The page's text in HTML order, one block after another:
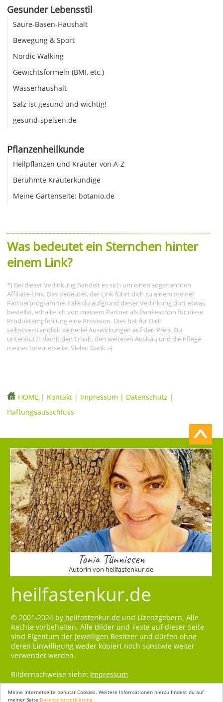
Meine Internetseite benutzt Cookies. Weitere Informationen hierzu findest du auf
meiner Seite Datenschutzerklärung
Gesunder Lebensstil
Säure-Basen-Haushalt
Bewegung & Sport
Nordic Walking
Gewichtsformeln (BMI, etc.)
Wasserhaushalt
Salz ist gesund und wichtig!
gesund-speisen.de
Pflanzenheilkunde
Heilpflanzen und Kräuter von A-Z
Berühmte Kräuterkundige
Meine Gartenseite: botanio.de
Was bedeutet ein Sternchen hinter
einem Link?
*) Bei dieser Verlinkung handelt es sich um einen sogenannten
Affiliate-Link. Das bedeutet, der Link führt dich zu einem meiner
Partnerprogramme. Falls du aufgrund dieser Verlinkung dort etwas
bestellst, erhalte ich von meinem Partner als Dankeschön für diese
Produktempfehlung eine Provision. Dies hat für Dich
selbstverständlich keinerlei Auswirkungen auf den Preis. Du
unterstützt damit den Erhalt, den weiteren Ausbau und die Pflege
meiner Internetseite. Vielen Dank :-)
HOME | Kontakt | Impressum | Datenschutz |
Haftungsausschluss
Tonia Tünnissen
Autorin von heilfastenkur.de
heilfastenkur.de
© 2001-2024 by heilfastenkur.de und Lizenzgebern. Alle
Rechte vorbehalten. Alle Bilder und Texte auf dieser Seite
sind Eigentum der jeweiligen Besitzer und dürfen ohne
deren Einwilligung weder kopiert noch sonstwie weiter
verwendet werden.
Bildernachweise siehe: Impressum